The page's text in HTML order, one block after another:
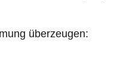
überzeugen: